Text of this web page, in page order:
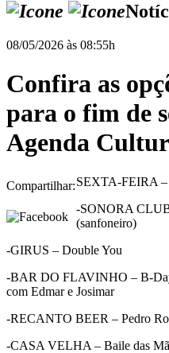
08/05/2026 às 08:55h
Confira as
para o fim de
Agenda
Compartilhar:SEXTA-FEIRA –
-SONORA
(sanfoneiro)
-GIRUS – Double You
-BAR DO FLAVINHO – B-
com Edmar e Josimar
-RECANTO BEER – Pedro
-CASA VELHA – Baile das